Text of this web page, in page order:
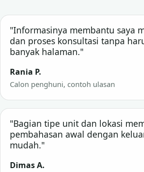
"Informasinya membantu saya
dan proses konsultasi tanpa
banyak halaman."
Rania P.
Calon penghuni, contoh ulasan
"Bagian tipe unit dan lokasi
pembahasan awal dengan
mudah."
Dimas A.